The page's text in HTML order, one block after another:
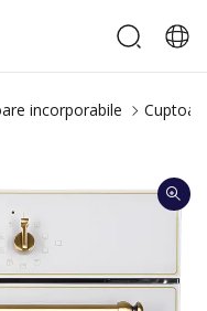
incorporabile